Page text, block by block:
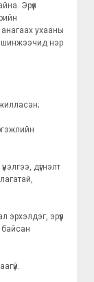
Эрүүл
ухааны
шинжээчид нэр
дүгнэлт
эрүүл